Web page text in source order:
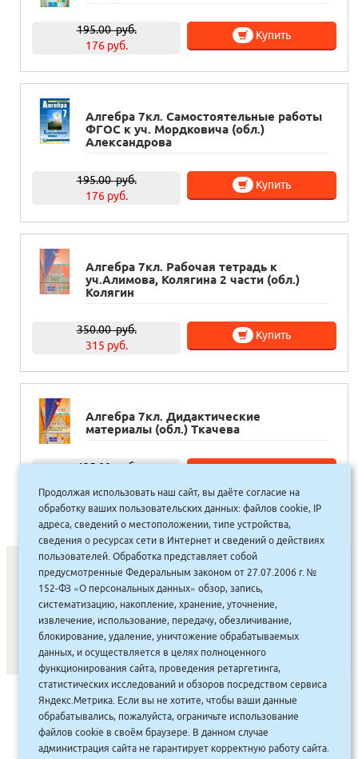
195.00руб.
176 руб.
Купить
Алгебра 7кл. Самостоятельные работы
ФГОС к уч. Мордковича (обл.)
Александрова
195.00руб.
176 руб.
Купить
Алгебра 7кл. Рабочая тетрадь к
уч.Алимова, Колягина 2 части (обл.)
Колягин
350.00руб.
315 руб.
Купить
Алгебра 7кл. Дидактические
материалы (обл.) Ткачева
425.00руб.
СОНУННАР|КОМПАНИЯ ТУҺУНАН| МАҔАҺЫЫННАР
АКЦИЯЛАР|ДИСКОНТНАЙ СИСТЕМА|ЮРИДИЧЕСКАЙ
ВАКАНСИЯЛАР
САЙТ СОЗДАН:ООО "ЭЙФОС". ИНФОРМАЦИОННЫЕ
ТЕХНОЛОГИИ
Продолжая использовать наш сайт, вы даёте согласие на
обработку ваших пользовательских данных: файлов cookie, IP
адреса, сведений о местоположении, типе устройства,
сведения о ресурсах сети в Интернет и сведений о действиях
пользователей. Обработка представляет собой
предусмотренные Федеральным законом от 27.07.2006 г. №
152-ФЗ «О персональных данных» обзор, запись,
систематизацию, накопление, хранение, уточнение,
извлечение, использование, передачу, обезличивание,
блокирование, удаление, уничтожение обрабатываемых
данных, и осуществляется в целях полноценного
функционирования сайта, проведения ретаргетинга,
статистических исследований и обзоров посредством сервиса
Яндекс.Метрика. Если вы не хотите, чтобы ваши данные
обрабатывались, пожалуйста, ограничьте использование
файлов cookie в своём браузере. В данном случае
администрация сайта не гарантирует корректную работу сайта.